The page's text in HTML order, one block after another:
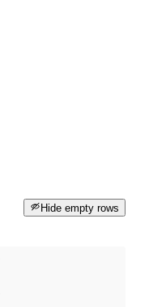
Hide empty rows